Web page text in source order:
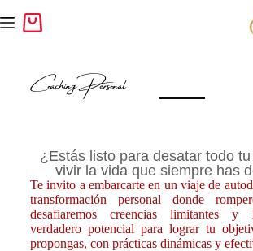
Coaching Personal
¿Estás listo para desatar todo
vivir la vida que siempre has
Te invito a embarcarte en un viaje de
transformación personal donde
desafiaremos creencias limitantes y
verdadero potencial para lograr tu
propongas, con prácticas dinámicas y